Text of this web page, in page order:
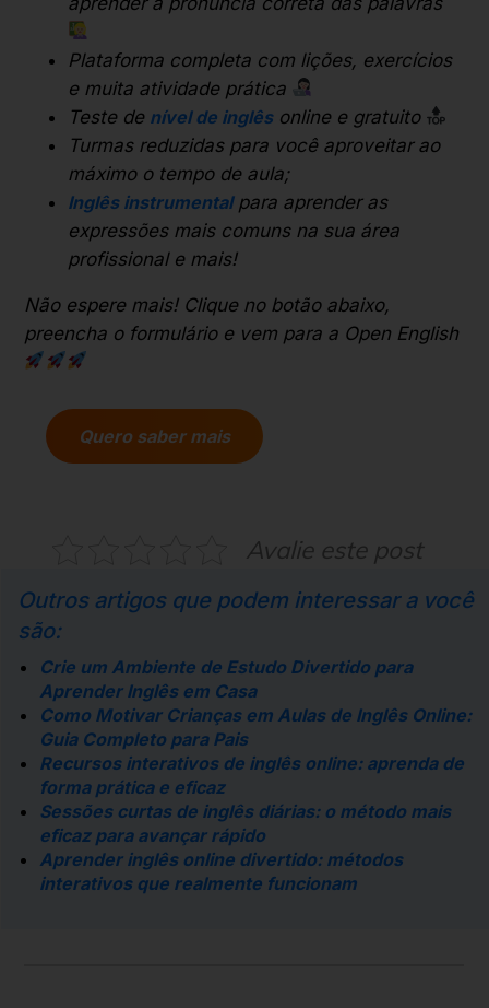
Plataforma completa com lições, exercícios
e muita atividade prática
Teste de nível de inglêsonline e gratuito
Turmas reduzidas para você aproveitar ao
máximo o tempo de aula;
Inglês instrumentalpara aprender as
expressões mais comuns na sua área
profissional e mais!
Não espere mais! Clique no botão abaixo,
preencha o formulário e vem para a Open English
Quero saber mais
Avalie este post
Outros artigos que podem interessar a você
são:
Crie um Ambiente de Estudo Divertido para
Aprender Inglês em Casa
Como Motivar Crianças em Aulas de Inglês Online:
Guia Completo para Pais
Recursos interativos de inglês online: aprenda de
forma prática e eficaz
Sessões curtas de inglês diárias: o método mais
eficaz para avançar rápido
Aprender inglês online divertido: métodos
interativos que realmente funcionam